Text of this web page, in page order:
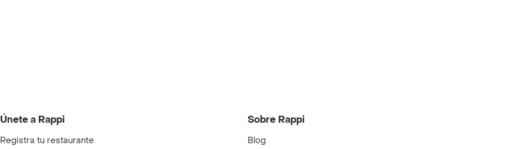
Únete a Rappi
Registra tu restaurante
Sobre Rappi
Blog